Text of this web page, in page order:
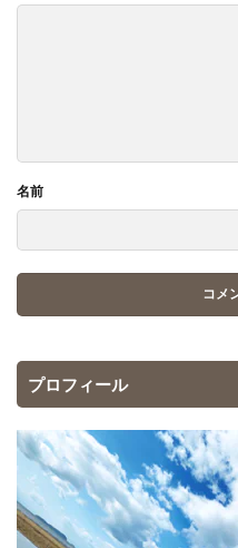
名前
プロフィール